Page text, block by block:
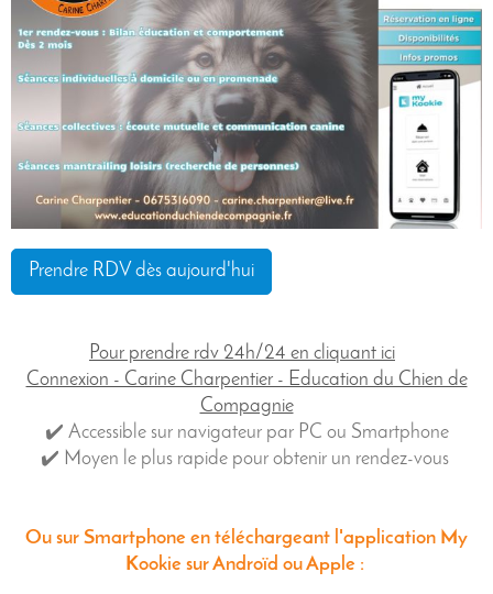
Prendre RDV dès aujourd'hui
Pour prendre rdv 24h/24 en cliquant ici
Connexion - Carine Charpentier - Education du Chien de
Compagnie
✔️ Accessible sur navigateur par PC ou Smartphone
✔️ Moyen le plus rapide pour obtenir un rendez-vous
Ou sur Smartphone en téléchargeant l'application My
Kookie sur Androïd ou Apple :